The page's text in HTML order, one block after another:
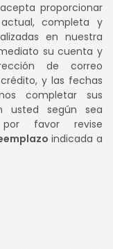
proporcionar
completa y
en nuestra
su cuenta y
de correo
y las fechas
completar sus
usted según sea
favor revise
indicada a